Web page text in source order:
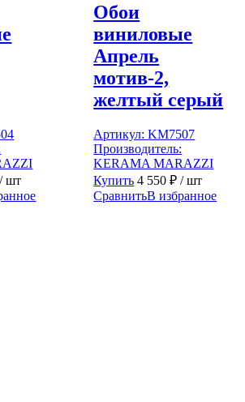
/ шт
Обои
виниловые
Апрель
мотив-2,
желтый серый
Артикул:KM7507
Производитель:
KERAMA MARAZZI
Купить 4 550₽ / шт
СравнитьВ избранное